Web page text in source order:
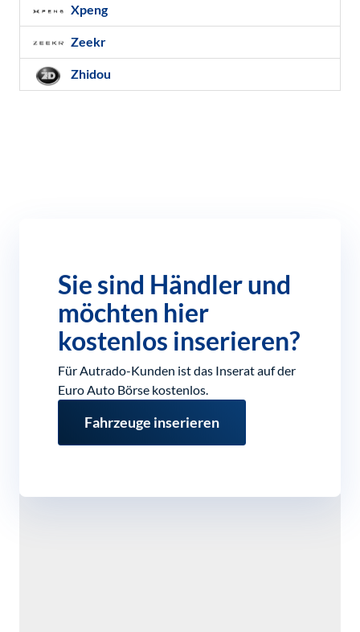
Xpeng
Zeekr
Zhidou
Sie sind Händler und
möchten hier
kostenlos inserieren?
Für Autrado-Kunden ist das Inserat auf der
Euro Auto Börse kostenlos.
Fahrzeuge inserieren